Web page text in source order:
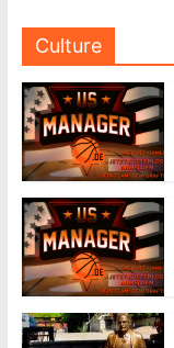
Culture